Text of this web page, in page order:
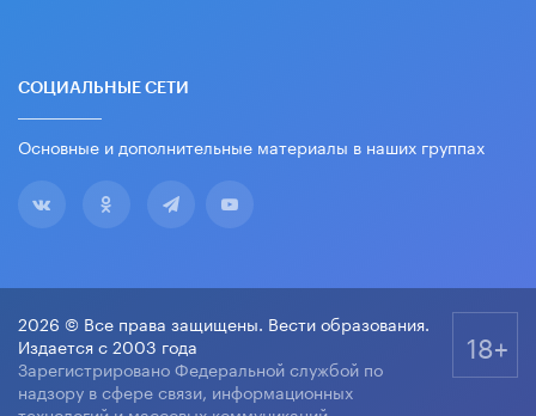
СОЦИАЛЬНЫЕ СЕТИ
Основные и дополнительные материалы в наших группах
2026 © Все права защищены. Вести образования.
Издается с 2003 года
Зарегистрировано Федеральной службой по
надзору в сфере связи, информационных
18+